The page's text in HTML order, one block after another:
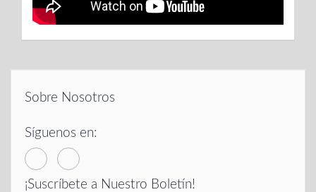
Sobre Nosotros
Síguenos en:
¡Suscríbete a Nuestro Boletín!